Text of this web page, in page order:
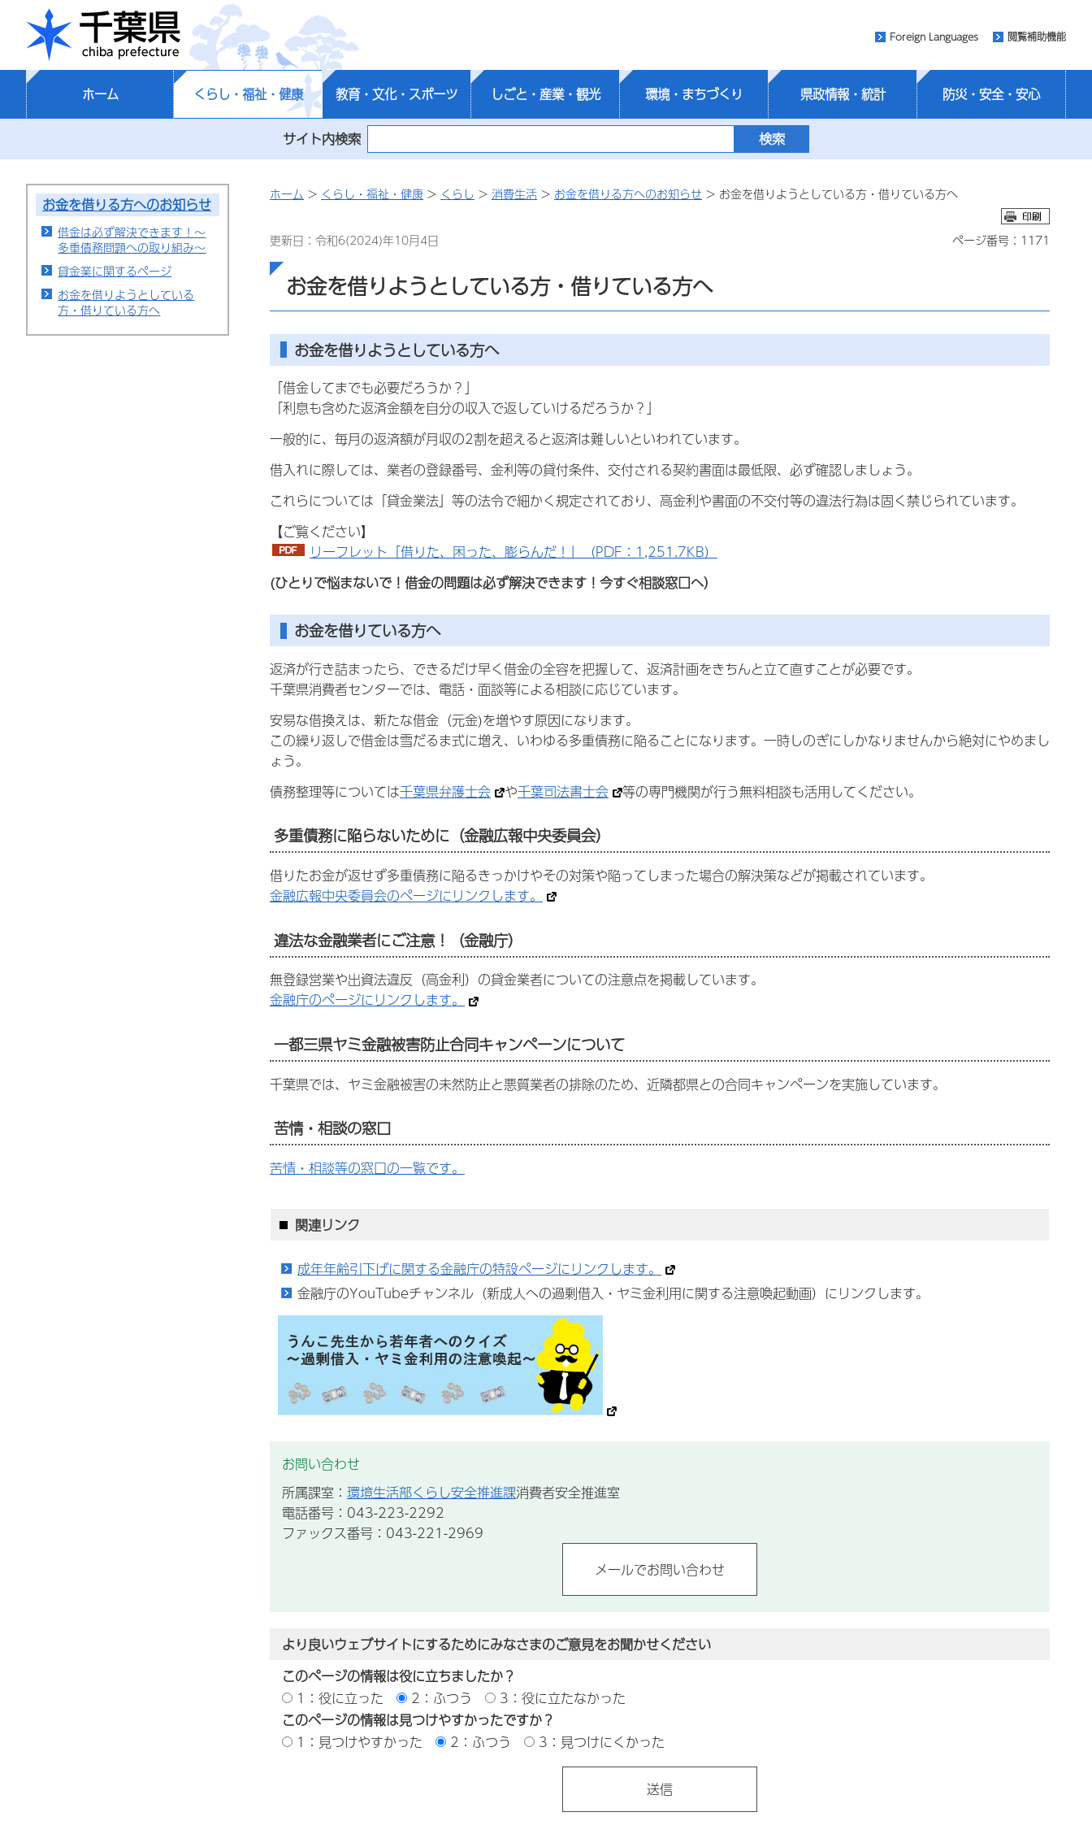
千葉県
Foreign Languages 閲覧補助機能
ホーム くらし・福祉・健康 教育・文化・スポーツ しごと・産業・観光 環境・まちづくり 県政情報・統計 防災・安全・安心
サイト内検索
お金を借りる方へのお知らせ
借金は必ず解決できます！～
多重債務問題への取り組み～
貸金業に関するページ
お金を借りようとしている
方・借りている方へ
ホーム > くらし・福祉・健康 > くらし > 消費生活 > お金を借りる方へのお知らせ > お金を借りようとしている方・借りている方へ
更新日：令和6(2024)年10月4日 ページ番号：1171
お金を借りようとしている方・借りている方へ
お金を借りようとしている方へ
「借金してまでも必要だろうか？」
「利息も含めた返済金額を自分の収入で返していけるだろうか？」
一般的に、毎月の返済額が月収の2割を超えると返済は難しいといわれています。
借入れに際しては、業者の登録番号、金利等の貸付条件、交付される契約書面は最低限、必ず確認しましょう。
これらについては「貸金業法」等の法令で細かく規定されており、高金利や書面の不交付等の違法行為は固く禁じられています。
【ご覧ください】
リーフレット「借りた、困った、膨らんだ！」（PDF：1,251.7KB）
(ひとりで悩まないで！借金の問題は必ず解決できます！今すぐ相談窓口へ）
お金を借りている方へ
返済が行き詰まったら、できるだけ早く借金の全容を把握して、返済計画をきちんと立て直すことが必要です。
千葉県消費者センターでは、電話・面談等による相談に応じています。
安易な借換えは、新たな借金（元金)を増やす原因になります。
この繰り返しで借金は雪だるま式に増え、いわゆる多重債務に陥ることになります。一時しのぎにしかなりませんから絶対にやめまし
ょう。
債務整理等については千葉県弁護士会 や千葉司法書士会 等の専門機関が行う無料相談も活用してください。
多重債務に陥らないために（金融広報中央委員会）
借りたお金が返せず多重債務に陥るきっかけやその対策や陥ってしまった場合の解決策などが掲載されています。
金融広報中央委員会のページにリンクします。
違法な金融業者にご注意！（金融庁）
無登録営業や出資法違反（高金利）の貸金業者についての注意点を掲載しています。
金融庁のページにリンクします。
一都三県ヤミ金融被害防止合同キャンペーンについて
千葉県では、ヤミ金融被害の未然防止と悪質業者の排除のため、近隣都県との合同キャンペーンを実施しています。
苦情・相談の窓口
苦情・相談等の窓口の一覧です。
関連リンク
成年年齢引下げに関する金融庁の特設ページにリンクします。
金融庁のYouTubeチャンネル（新成人への過剰借入・ヤミ金利用に関する注意喚起動画）にリンクします。
お問い合わせ
所属課室： 環境生活部くらし安全推進課消費者安全推進室
電話番号：043-223-2292
ファックス番号：043-221-2969
より良いウェブサイトにするためにみなさまのご意見をお聞かせください
このページの情報は役に立ちましたか？
1：役に立った
2：ふつう
3：役に立たなかった
このページの情報は見つけやすかったですか？
1：見つけやすかった
2：ふつう 3：見つけにくかった